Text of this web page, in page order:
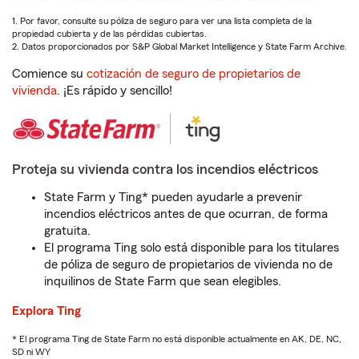
1. Por favor, consulte su póliza de seguro para ver una lista completa de la
propiedad cubierta y de las pérdidas cubiertas.
2. Datos proporcionados por S&P Global Market Intelligence y State Farm Archive.
Comience su cotización de seguro de propietarios de
vivienda. ¡Es rápido y sencillo!
Proteja su vivienda contra los incendios eléctricos
State Farm y Ting* pueden ayudarle a prevenir
incendios eléctricos antes de que ocurran, de forma
gratuita.
El programa Ting solo está disponible para los titulares
de póliza de seguro de propietarios de vivienda no de
inquilinos de State Farm que sean elegibles.
Explora Ting
* El programa Ting de State Farm no está disponible actualmente en AK, DE, NC,
SD ni WY